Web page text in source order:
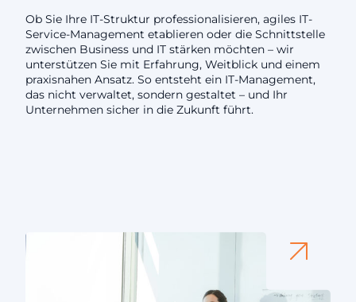
Ob Sie Ihre IT-Struktur professionalisieren, agiles IT-
Service-Management etablieren oder die Schnittstelle
zwischen Business und IT stärken möchten – wir
unterstützen Sie mit Erfahrung, Weitblick und einem
praxisnahen Ansatz. So entsteht ein IT-Management,
das nicht verwaltet, sondern gestaltet – und Ihr
Unternehmen sicher in die Zukunft führt.